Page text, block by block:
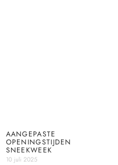
AANGEPASTE
OPENINGSTIJDEN
SNEEKWEEK
10 juli 2025